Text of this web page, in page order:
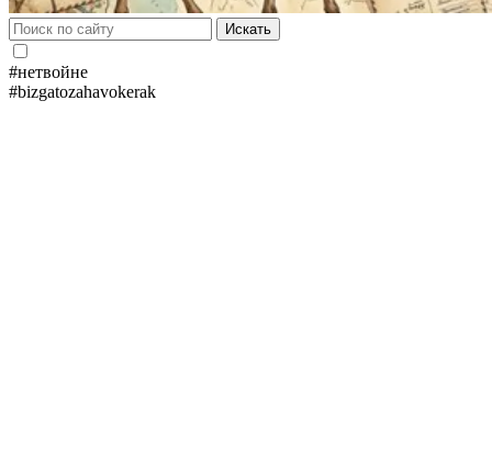
Искать
#нетвойне
#bizgatozahavokerak